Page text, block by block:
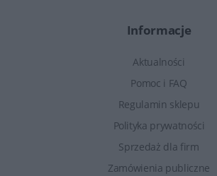
Informacje
Aktualności
Pomoc i FAQ
Regulamin sklepu
Polityka prywatności
Sprzedaż dla firm
Zamówienia publiczne